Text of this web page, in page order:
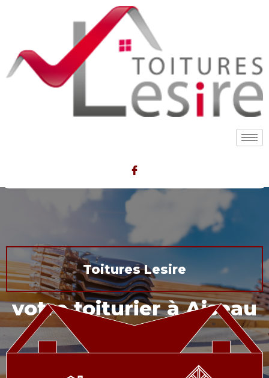
Toitures Lesire
votre toiturier à Aiseau